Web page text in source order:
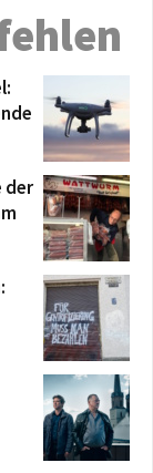
der